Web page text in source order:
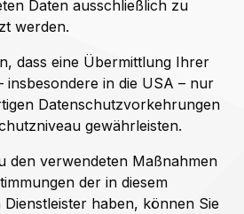
Daten ausschließlich zu
werden.
dass eine Übermittlung Ihrer
insbesondere in die USA – nur
Datenschutzvorkehrungen
gewährleisten.
den verwendeten Maßnahmen
der in diesem
haben, können Sie